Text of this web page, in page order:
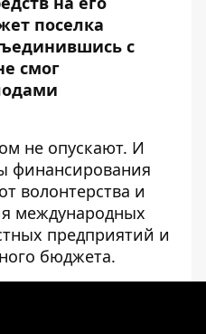
поселка
с
смог
не опускают. И
финансирования
волонтерства и
международных
предприятий и
бюджета.